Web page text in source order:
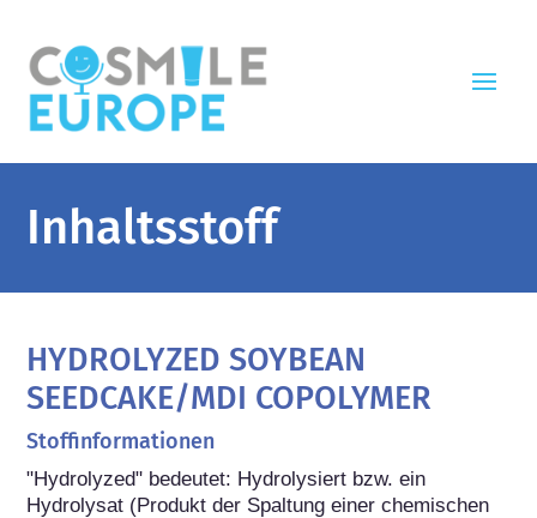
Inhaltsstoff
HYDROLYZED SOYBEAN
SEEDCAKE/MDI COPOLYMER
Stoffinformationen
"Hydrolyzed" bedeutet: Hydrolysiert bzw. ein
Hydrolysat (Produkt der Spaltung einer chemischen